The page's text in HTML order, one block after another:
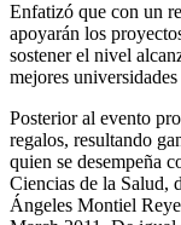
Enfatizó que con un
apoyarán los
sostener el nivel
mejores
Posterior al evento
regalos, resultando
quien se desempeña
Ciencias de la Salud,
Ángeles Montiel